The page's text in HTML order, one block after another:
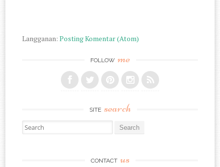
Langganan:Posting Komentar (Atom)
FOLLOW me
SITE search
Search for:
CONTACT us